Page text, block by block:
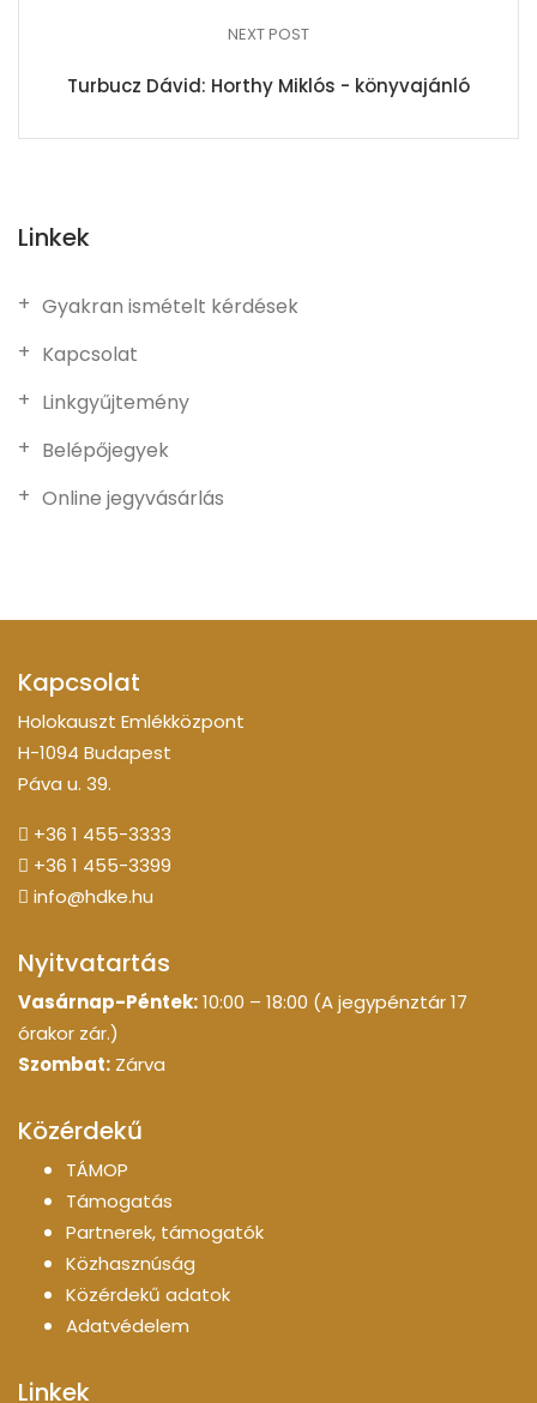
NEXT POST
Turbucz Dávid: Horthy Miklós - könyvajánló
Linkek
Gyakran ismételt kérdések
Kapcsolat
Linkgyűjtemény
Belépőjegyek
Online jegyvásárlás
Kapcsolat
Holokauszt Emlékközpont
H-1094 Budapest
Páva u. 39.
+36 1 455-3333
+36 1 455-3399
info@hdke.hu
Nyitvatartás
Vasárnap-Péntek:10:00 – 18:00 (A jegypénztár 17
órakor zár.)
Szombat: Zárva
Közérdekű
TÁMOP
Támogatás
Partnerek, támogatók
Közhasznúság
Közérdekű adatok
Adatvédelem
Linkek